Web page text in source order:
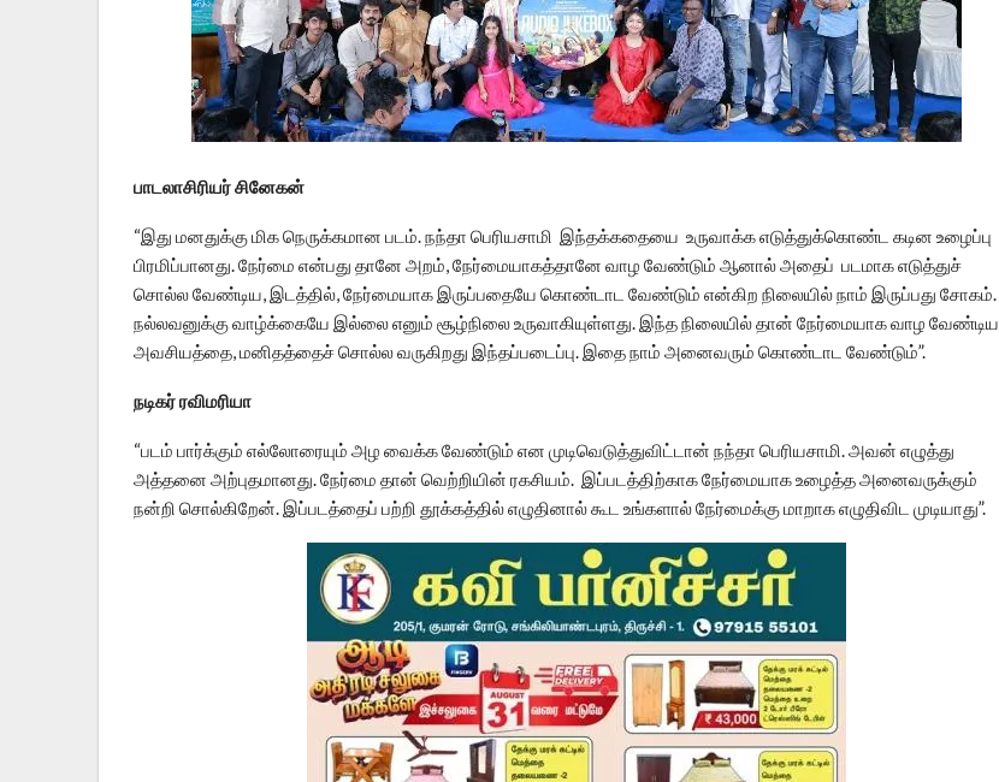
பாடலாசிரியர் சினேகன்
“இது மனதுக்கு மிக நெருக்கமான படம். நந்தா பெரியசாமி இந்தக்கதையை உருவாக்க எடுத்துக்கொண்ட கடின உழைப்பு
பிரமிப்பானது. நேர்மை என்பது தானே அறம், நேர்மையாகத்தானே வாழ வேண்டும் ஆனால் அதைப் படமாக எடுத்துச்
சொல்ல வேண்டிய, இடத்தில், நேர்மையாக இருப்பதையே கொண்டாட வேண்டும் என்கிற நிலையில் நாம் இருப்பது சோகம்.
நல்லவனுக்கு வாழ்க்கையே இல்லை எனும் சூழ்நிலை உருவாகியுள்ளது. இந்த நிலையில் தான் நேர்மையாக வாழ வேண்டிய
அவசியத்தை, மனிதத்தைச் சொல்ல வருகிறது இந்தப்படைப்பு. இதை நாம் அனைவரும் கொண்டாட வேண்டும்”.
நடிகர் ரவிமரியா
“படம் பார்க்கும் எல்லோரையும் அழ வைக்க வேண்டும் என முடிவெடுத்துவிட்டான் நந்தா பெரியசாமி. அவன் எழுத்து
அத்தனை அற்புதமானது. நேர்மை தான் வெற்றியின் ரகசியம். இப்படத்திற்காக நேர்மையாக உழைத்த அனைவருக்கும்
நன்றி சொல்கிறேன். இப்படத்தைப் பற்றி தூக்கத்தில் எழுதினால் கூட உங்களால் நேர்மைக்கு மாறாக எழுதிவிட முடியாது”.